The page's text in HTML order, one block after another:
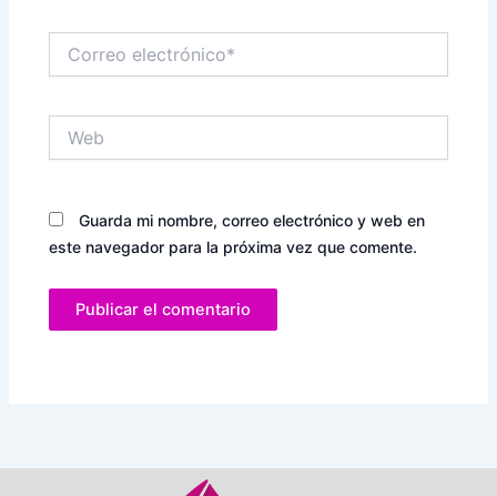
electrónico*
Guarda mi nombre, correo electrónico y web en
este navegador para la próxima vez que comente.